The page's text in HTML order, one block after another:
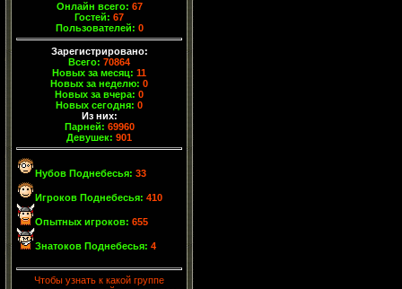
Онлайн всего: 67
Гостей: 67
Пользователей: 0
Зарегистрировано:
Всего: 70864
Новых за месяц: 11
Новых за неделю: 0
Новых за вчера: 0
Новых сегодня: 0
Из них:
Парней: 69960
Девушек: 901
Нубов Поднебесья: 33
Игроков Поднебесья: 410
Опытных игроков: 655
Знатоков Поднебесья: 4
Чтобы узнать к какой группе